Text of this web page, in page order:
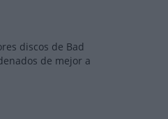
discos de Bad
de mejor a